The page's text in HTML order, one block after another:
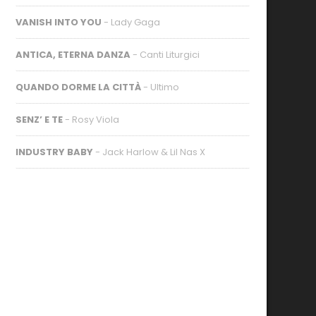
VANISH INTO YOU - Lady Gaga
ANTICA, ETERNA DANZA - Canti Liturgici
QUANDO DORME LA CITTÀ - Ultimo
SENZ’ E TE - Rosy Viola
INDUSTRY BABY - Jack Harlow & Lil Nas X